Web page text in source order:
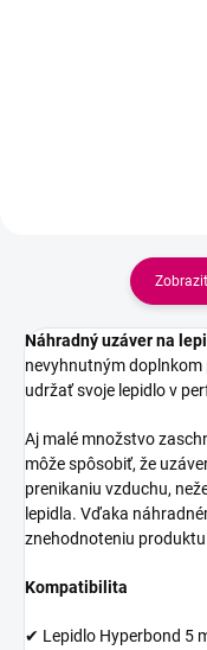
Náhradný uzáver na
nevyhnutným
udržať svoje lepidlo v
Aj malé množstvo
môže spôsobiť, že
prenikaniu vzduchu,
lepidla. Vďaka
znehodnoteniu
Kompatibilita
✔ Lepidlo Hyperbond 5